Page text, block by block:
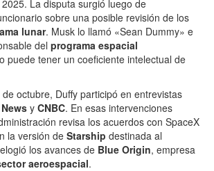
La disputa surgió luego de
sobre una posible revisión de los
lunar. Musk lo llamó «Sean Dummy» e
del programa espacial
puede tener un coeficiente intelectual de
octubre, Duffy participó en entrevistas
y CNBC. En esas intervenciones
revisa los acuerdos con SpaceX
la versión de Starship destinada al
los avances de Blue Origin, empresa
aeroespacial.